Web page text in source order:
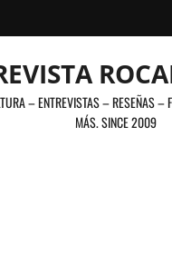
– ENTREVISTAS – RESEÑAS –
MÁS. SINCE 2009